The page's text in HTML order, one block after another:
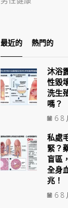
最近的 熱門的
沐浴
性毀
洗生
嗎？
6 8
私處
緊？
盲區
全身
兆！
6 8